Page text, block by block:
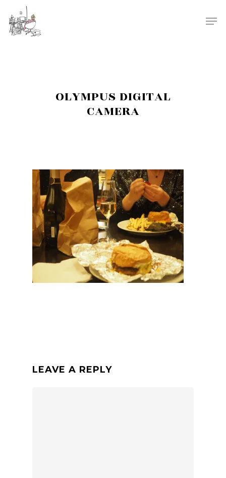
OLYMPUS DIGITAL
CAMERA
LEAVE A REPLY